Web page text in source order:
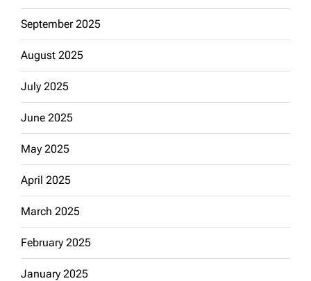
September 2025
August 2025
July 2025
June 2025
May 2025
April 2025
March 2025
February 2025
January 2025